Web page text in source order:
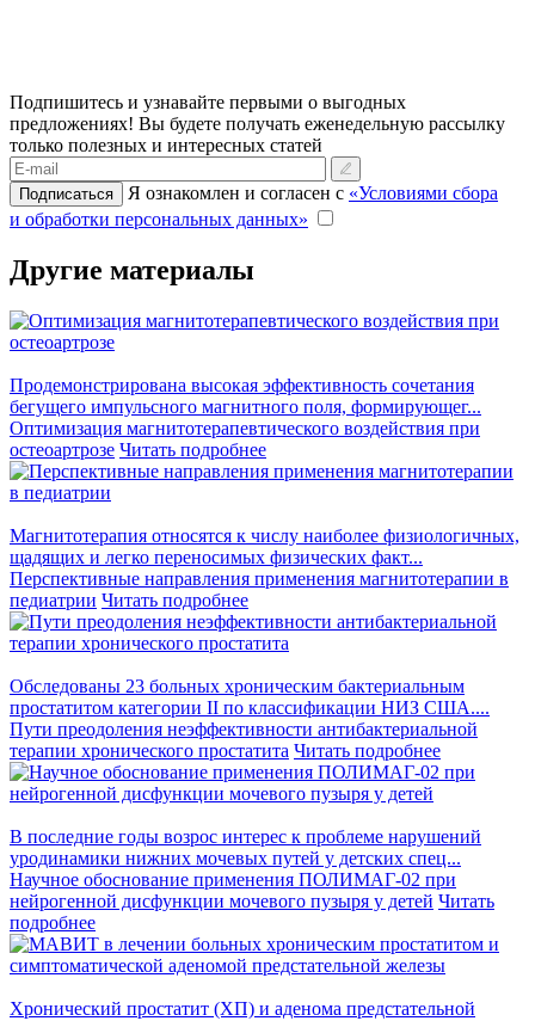
Подпишитесь и узнавайте первыми о выгодных
предложениях! Вы будете получать еженедельную рассылку
только полезных и интересных статей
Подписаться Я ознакомлен и согласен с «Условиями сбора
и обработки персональных данных»
Другие материалы
Продемонстрирована высокая эффективность сочетания
бегущего импульсного магнитного поля, формирующег...
Оптимизация магнитотерапевтического воздействия при
остеоартрозе Читать подробнее
Магнитотерапия относятся к числу наиболее физиологичных,
щадящих и легко переносимых физических факт...
Перспективные направления применения магнитотерапии в
педиатрии Читать подробнее
Обследованы 23 больных хроническим бактериальным
простатитом категории II по классификации НИЗ США....
Пути преодоления неэффективности антибактериальной
терапии хронического простатита Читать подробнее
В последние годы возрос интерес к проблеме нарушений
уродинамики нижних мочевых путей у детских спец...
Научное обоснование применения ПОЛИМАГ-02 при
нейрогенной дисфункции мочевого пузыря у детей Читать
подробнее
Хронический простатит (ХП) и аденома предстательной